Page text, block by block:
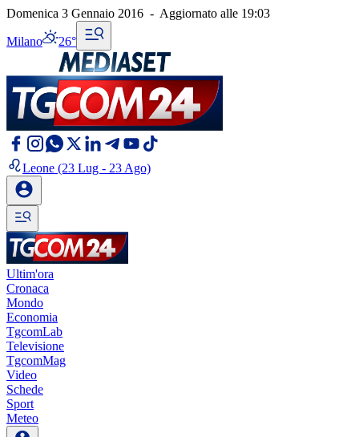
Domenica 3 Gennaio 2016 - Aggiornato alle 19:03
Milano 26°
Leone (23 Lug - 23 Ago)
Ultim'ora
Cronaca
Mondo
Economia
TgcomLab
Televisione
TgcomMag
Video
Schede
Sport
Meteo